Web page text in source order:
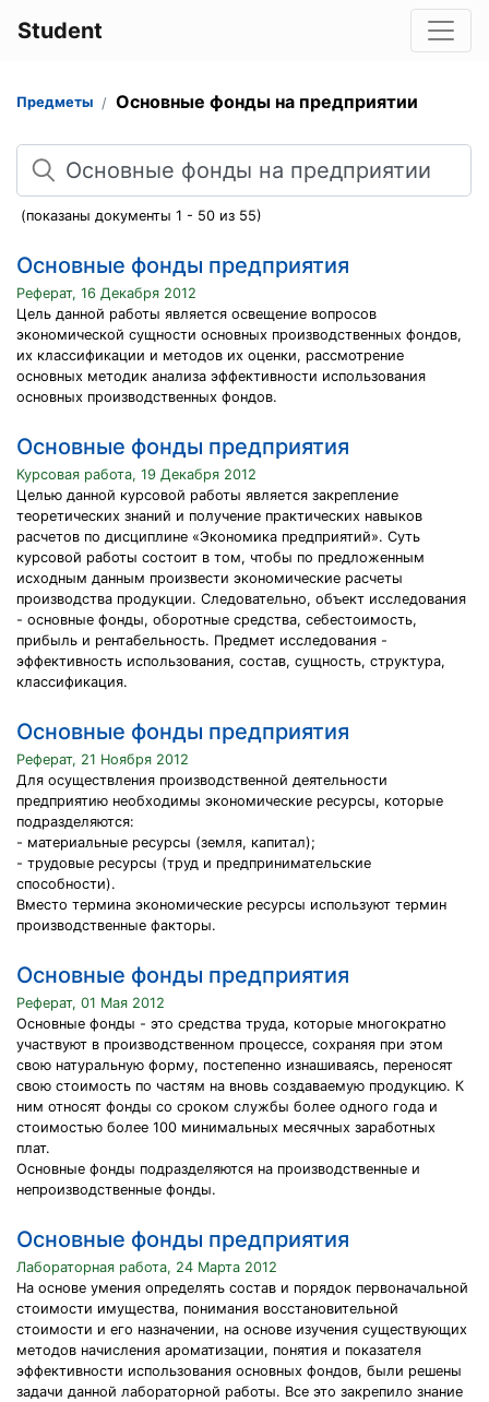
Student
Предметы Основные фонды на предприятии
Поиск
(показаны документы 1 - 50 из 55)
Основные фонды предприятия
Реферат, 16 Декабря 2012
Цель данной работы является освещение вопросов
экономической сущности основных производственных фондов,
их классификации и методов их оценки, рассмотрение
основных методик анализа эффективности использования
основных производственных фондов.
Основные фонды предприятия
Курсовая работа, 19 Декабря 2012
Целью данной курсовой работы является закрепление
теоретических знаний и получение практических навыков
расчетов по дисциплине «Экономика предприятий». Суть
курсовой работы состоит в том, чтобы по предложенным
исходным данным произвести экономические расчеты
производства продукции. Следовательно, объект исследования
- основные фонды, оборотные средства, себестоимость,
прибыль и рентабельность. Предмет исследования -
эффективность использования, состав, сущность, структура,
классификация.
Основные фонды предприятия
Реферат, 21 Ноября 2012
Для осуществления производственной деятельности
предприятию необходимы экономические ресурсы, которые
подразделяются:
- материальные ресурсы (земля, капитал);
- трудовые ресурсы (труд и предпринимательские
способности).
Вместо термина экономические ресурсы используют термин
производственные факторы.
Основные фонды предприятия
Реферат, 01 Мая 2012
Основные фонды - это средства труда, которые многократно
участвуют в производственном процессе, сохраняя при этом
свою натуральную форму, постепенно изнашиваясь, переносят
свою стоимость по частям на вновь создаваемую продукцию. К
ним относят фонды со сроком службы более одного года и
стоимостью более 100 минимальных месячных заработных
плат.
Основные фонды подразделяются на производственные и
непроизводственные фонды.
Основные фонды предприятия
Лабораторная работа, 24 Марта 2012
На основе умения определять состав и порядок первоначальной
стоимости имущества, понимания восстановительной
стоимости и его назначении, на основе изучения существующих
методов начисления ароматизации, понятия и показателя
эффективности использования основных фондов, были решены
задачи данной лабораторной работы. Все это закрепило знание